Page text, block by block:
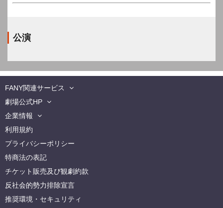
公演
FANY関連サービス
劇場公式HP
企業情報
利用規約
プライバシーポリシー
特商法の表記
チケット販売及び観劇約款
反社会的勢力排除宣言
推奨環境・セキュリティ